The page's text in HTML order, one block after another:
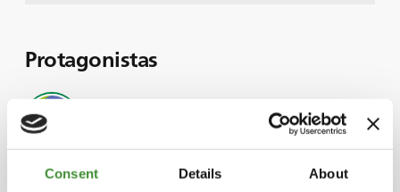
Consent Details About
Protagonistas
Alfie Johns